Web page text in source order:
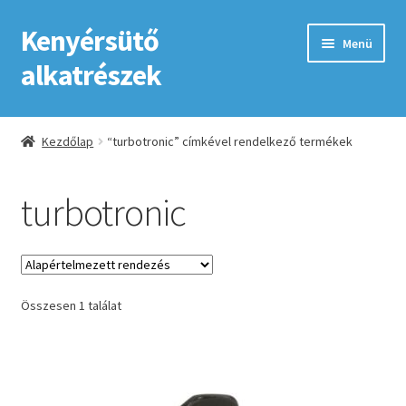
Ugrás
a
navigációhoz
Kilépés
a
tartalomba
Kenyérsütő
alkatrészek
Menü
Kezdőlap
ÁSZF
Fiókom
GYIK
Kezdőlap “turbotronic” címkével rendelkező termékek
turbotronic
Összesen 1 találat